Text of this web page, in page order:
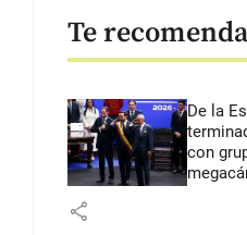
Te
De la
con
share